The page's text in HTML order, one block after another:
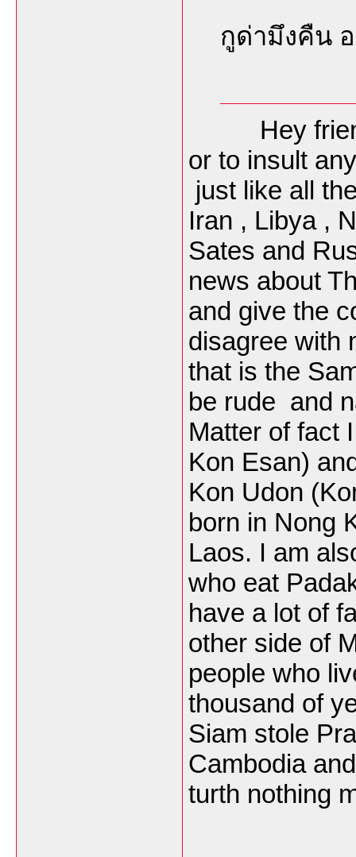
กูด่ามึงคืน
Hey friend
or to insult
just like all
Iran , Libya ,
Sates and
news about
and give the
disagree with
that is the
be rude and
Matter of fact
Kon Esan)
Kon Udon
born in Nong
Laos. I am
who eat
have a lot of
other side of
people who
thousand of
Siam stole
Cambodia
turth nothing